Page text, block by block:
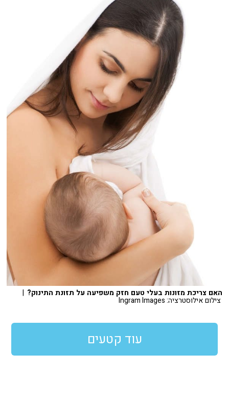
האם צריכת מזונות בעלי טעם חזק משפיעה על תזונת התינוק? |
צילום אילוסטרציה: Ingram Images
עוד קטעים